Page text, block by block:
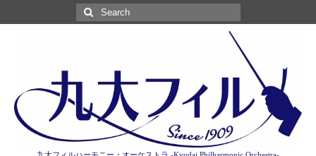
Search
for: